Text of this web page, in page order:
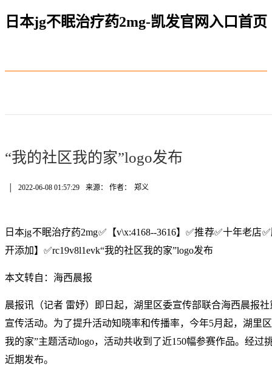
日本jg不眠治疗药2mg-凯发官网入口首页
“我的社区我的家”logo发布
2022-06-08 01:57:29 来源： 作者： 郑义
日本jg不眠治疗药2mg✅【v\x:4168--3616】✅推荐✅十年老店
开添加】✅rc19v8l1evk“我的社区我的家”logo发布
本文转自：海西晨报
晨报讯（记者 雷妤）即日起，湖里区委宣传部联合海西晨报
宣传活动。为了提升活动知晓率和传播率，今年5月起，湖里
我的家”主题活动logo，活动共收到了近150幅参赛作品。经过
近期发布。